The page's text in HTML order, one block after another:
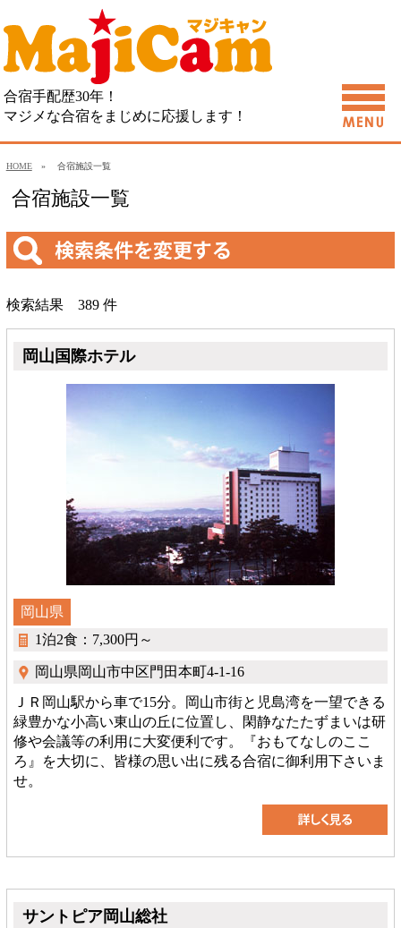
合宿手配歴30年！
マジメな合宿をまじめに応援します！
HOME» 合宿施設一覧
合宿施設一覧
検索結果 389 件
岡山国際ホテル
岡山県
1泊2食：7,300円～
岡山県岡山市中区門田本町4-1-16
ＪＲ岡山駅から車で15分。岡山市街と児島湾を一望できる
緑豊かな小高い東山の丘に位置し、閑静なたたずまいは研
修や会議等の利用に大変便利です。『おもてなしのここ
ろ』を大切に、皆様の思い出に残る合宿に御利用下さいま
せ。
サントピア岡山総社